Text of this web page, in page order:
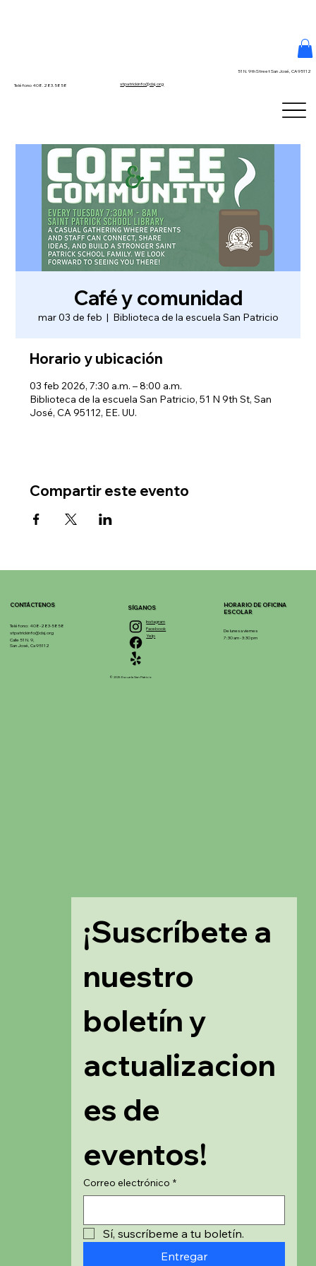
Teléfono 408.283.5858 stpatrickinfo@dsj.org
51 N. 9th Street San José, CA 95112
Café y comunidad
mar 03 de feb
  |
Biblioteca de la escuela San Patricio
Horario y ubicación
03 feb 2026, 7:30 a.m. – 8:00 a.m.
Biblioteca de la escuela San Patricio, 51 N 9th St, San
José, CA 95112, EE. UU.
Compartir este evento
CONTÁCTENOS
Teléfono: 408-283-5858
stpatrickinfo@dsj.org
Calle 51 N. 9,
San José, Ca 95112
¡Suscríbete a
nuestro
boletín y
actualizacion
es de
eventos!
Correo electrónico *
Sí, suscríbeme a tu boletín.
Entregar
Instagram
Facebook
Yelp
SÍGANOS
© 2025 Escuela San Patricio
HORARIO DE OFICINA
ESCOLAR
De lunes a viernes
7:30 am - 3:30 pm